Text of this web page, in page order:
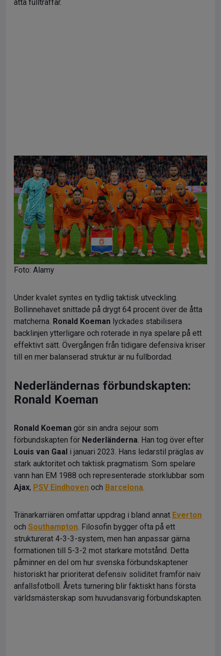
åtta fullträffar.
Foto: Alamy
Under kvalet syntes en tydlig taktisk utveckling.
Bollinnehavet snittade på drygt 64 procent över de åtta
matcherna. Ronald Koeman lyckades stabilisera
backlinjen ytterligare och roterade in nya spelare på ett
effektivt sätt. Övergången från tidigare defensiva kriser
till en mer balanserad struktur är nu fullbordad.
Nederländernas förbundskapten:
Ronald Koeman
Ronald Koeman gör sin andra sejour som
förbundskapten för Nederländerna. Han tog över efter
Louis van Gaal i januari 2023. Hans ledarstil präglas av
stark auktoritet och taktisk pragmatism. Som spelare
vann han EM 1988 och representerade storklubbar som
Ajax, PSV Eindhoven och Barcelona.
Tränarkarriären omfattar uppdrag i bland annat Everton
och Southampton. Filosofin bygger ofta på ett
strukturerat 4-3-3-system, men han anpassar gärna
formationen till 5-3-2 mot starkare motstånd. Detta
påminner en del om hur svenska förbundskaptener
historiskt har prioriterat defensiv soliditet framför naiv
anfallsfotboll. Årets turnering blir faktiskt hans första
världsmästerskap som huvudansvarig förbundskapten.